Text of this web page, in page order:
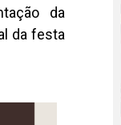
da
da festa